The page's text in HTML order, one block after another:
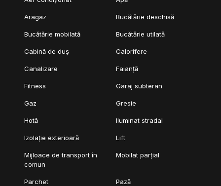
Aragaz Bucătărie deschisă
Bucătărie mobilată Bucătărie utilată
Cabină de duș Calorifere
Canalizare Faianță
Fitness Garaj subteran
Gaz Gresie
Hotă Iluminat stradal
Izolație exterioară Lift
Mijloace de transport în
comun
Mobilat parțial
Parchet Pază